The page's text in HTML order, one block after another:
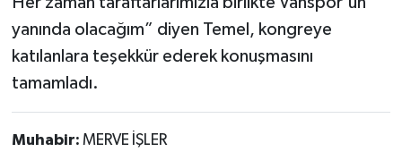
yanında olacağım” diyen Temel, kongreye
katılanlara teşekkür ederek konuşmasını
tamamladı.
Muhabir: MERVE İŞLER